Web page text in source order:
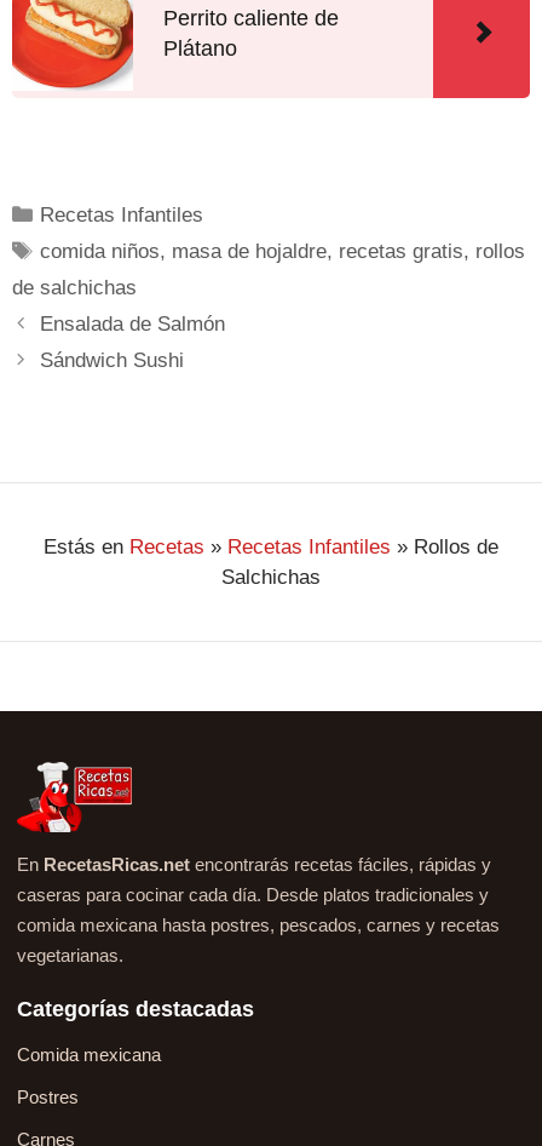
Perrito caliente de
Plátano
Recetas Infantiles
comida niños, masa de hojaldre, recetas gratis, rollos
de salchichas
Ensalada de Salmón
Sándwich Sushi
Estás en Recetas » Recetas Infantiles » Rollos de
Salchichas
En RecetasRicas.net encontrarás recetas fáciles, rápidas y
caseras para cocinar cada día. Desde platos tradicionales y
comida mexicana hasta postres, pescados, carnes y recetas
vegetarianas.
Categorías destacadas
Comida mexicana
Postres
Carnes